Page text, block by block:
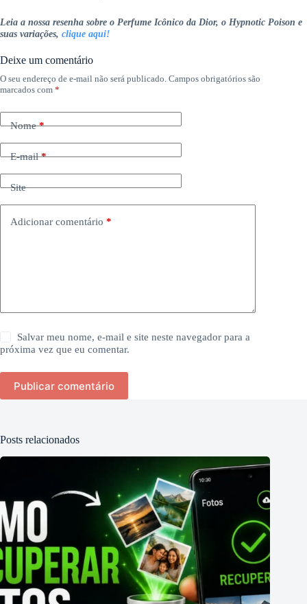
Leia a nossa resenha sobre o Perfume Icônico da Dior, o Hypnotic Poison e
suas variações, clique aqui!
Deixe um comentário
O seu endereço de e-mail não será publicado. Campos obrigatórios são
marcados com *
Nome*
E-mail*
Site
Adicionar comentário *
Salvar meu nome, e-mail e site neste navegador para a
próxima vez que eu comentar.
Publicar comentário
Posts relacionados